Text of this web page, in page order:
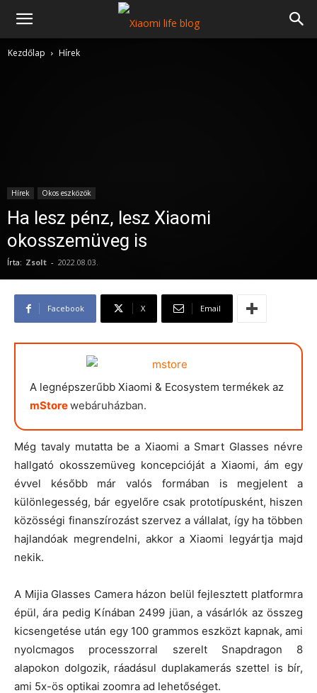
Kezdőlap Hírek
Hírek Okos eszközök
Ha lesz pénz, lesz Xiaomi
okosszemüveg is
Írta: Zsolt - 2022.08.03.
Facebook X Email
A legnépszerűbb Xiaomi & Ecosystem termékek az
mStorewebáruházban.
Még tavaly mutatta be a Xiaomi a Smart Glasses névre
hallgató okosszemüveg koncepcióját a Xiaomi, ám egy
évvel később már valós formában is megjelent a
különlegesség, bár egyelőre csak prototípusként, hiszen
közösségi finanszírozást szervez a vállalat, így ha többen
hajlandóak megrendelni, akkor a Xiaomi legyártja majd
nekik.
A Mijia Glasses Camera házon belül fejlesztett platformra
épül, ára pedig Kínában 2499 jüan, a vásárlók az összeg
kicsengetése után egy 100 grammos eszközt kapnak, ami
nyolcmagos processzorral szerelt Snapdragon 8
alapokon dolgozik, ráadásul duplakamerás szettel is bír,
ami 5x-ös optikai zoomra ad lehetőséget.